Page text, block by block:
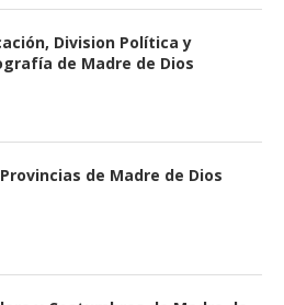
Division Política y
de Madre de Dios
de Madre de Dios